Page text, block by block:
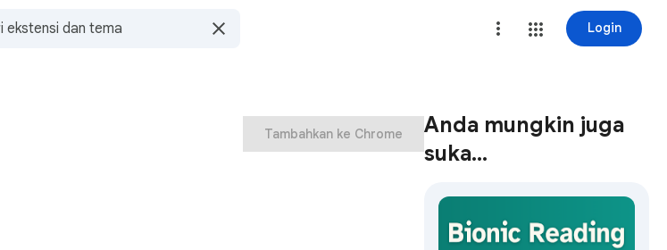
Login
Tambahkan ke Chrome
Anda mungkin juga
suka…